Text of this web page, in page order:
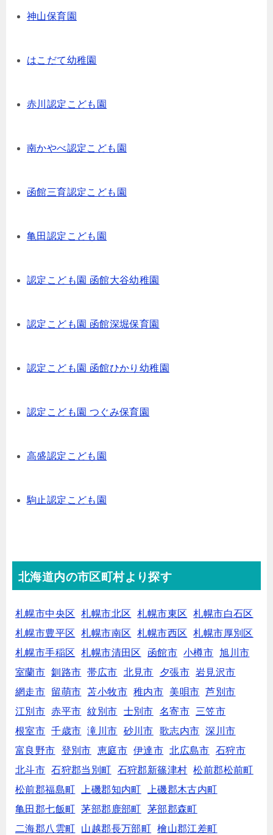
神山保育園
はこだて幼稚園
赤川認定こども園
南かやべ認定こども園
函館三育認定こども園
亀田認定こども園
認定こども園 函館大谷幼稚園
認定こども園 函館深堀保育園
認定こども園 函館ひかり幼稚園
認定こども園 つぐみ保育園
高盛認定こども園
駒止認定こども園
北海道内の市区町村より探す
札幌市中央区 札幌市北区 札幌市東区
札幌市白石区
札幌市豊平区
札幌市南区 札幌市西区
札幌市厚別区
札幌市手稲区
札幌市清田区 函館市 小樽市
旭川市
室蘭市
釧路市 帯広市 北見市 夕張市 岩見沢市
網走市
留萌市 苫小牧市 稚内市 美唄市
芦別市
江別市
赤平市 紋別市 士別市 名寄市
三笠市
根室市
千歳市 滝川市 砂川市 歌志内市
深川市
富良野市
登別市 恵庭市 伊達市 北広島市
石狩市
北斗市
石狩郡当別町 石狩郡新篠津村
松前郡松前町
松前郡福島町
上磯郡知内町
上磯郡木古内町
亀田郡七飯町
茅部郡鹿部町
茅部郡森町
二海郡八雲町
山越郡長万部町
檜山郡江差町